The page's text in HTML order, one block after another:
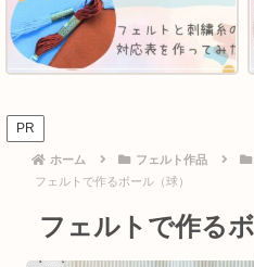
PR
ホーム フェルト作品
フェルトで作るボール（球）
フェルトで作るボ